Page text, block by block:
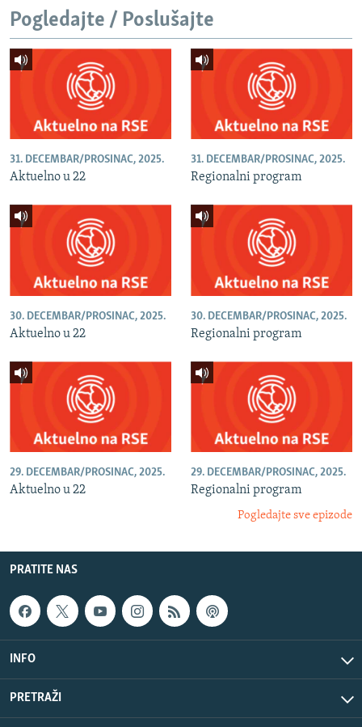
Pogledajte / Poslušajte
31. DECEMBAR/PROSINAC, 2025.
Aktuelno u 22
31. DECEMBAR/PROSINAC, 2025.
Regionalni program
30. DECEMBAR/PROSINAC, 2025.
Aktuelno u 22
30. DECEMBAR/PROSINAC, 2025.
Regionalni program
29. DECEMBAR/PROSINAC, 2025.
Aktuelno u 22
29. DECEMBAR/PROSINAC, 2025.
Regionalni program
Pogledajte sve epizode
PRATITE NAS
INFO
PRETRAŽI